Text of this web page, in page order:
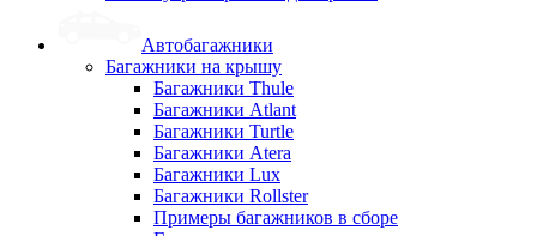
Автобагажники
Багажники на крышу
Багажники Thule
Багажники Atlant
Багажники Turtle
Багажники Atera
Багажники Lux
Багажники Rollster
Примеры багажников в сборе